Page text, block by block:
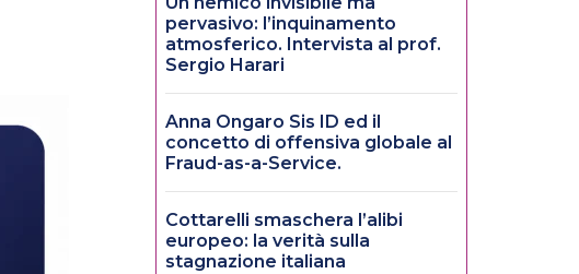
pervasivo: l’inquinamento
atmosferico. Intervista al prof.
Sergio Harari
Anna Ongaro Sis ID ed il
concetto di offensiva globale al
Fraud-as-a-Service.
Cottarelli smaschera l’alibi
europeo: la verità sulla
stagnazione italiana